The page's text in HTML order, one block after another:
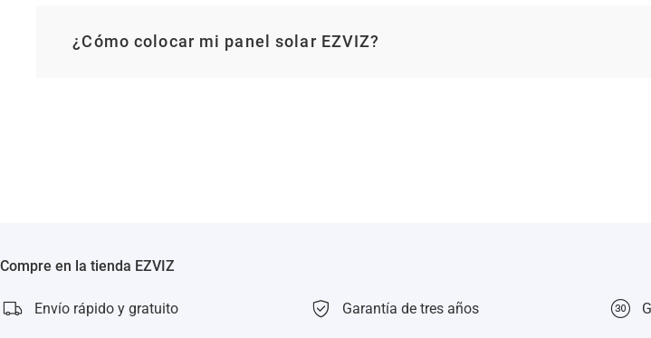
¿Cómo colocar mi panel solar EZVIZ?
Compre en la tienda EZVIZ
Envío rápido y gratuito Garantía de tres años